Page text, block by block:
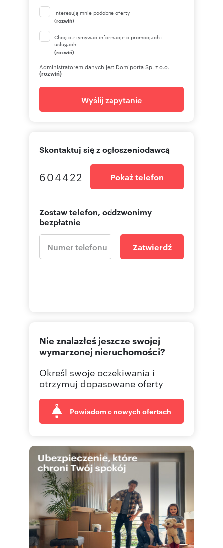
Interesują mnie podobne oferty
(rozwiń)
Chcę otrzymywać informacje o promocjach i
usługach.
(rozwiń)
Administratorem danych jest Domiporta Sp. z o.o.
(rozwiń)
Wyślij zapytanie
Skontaktuj się z ogłoszeniodawcą
604422 Pokaż telefon
Zostaw telefon, oddzwonimy
bezpłatnie
Zatwierdź
Nie znalazłeś jeszcze swojej
wymarzonej nieruchomości?
Określ swoje oczekiwania i
otrzymuj dopasowane oferty
Powiadom o nowych ofertach